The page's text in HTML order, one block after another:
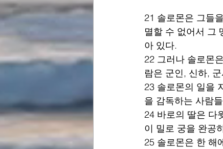
21 솔로몬은 그들
멸할 수 없어서 그
아 있다.
22 그러나 솔로몬
람은 군인, 신하,
23 솔로몬의 일을
을 감독하는 사람
24 바로의 딸은 다
이 밀로 궁을 완공
25 솔로몬은 한 해